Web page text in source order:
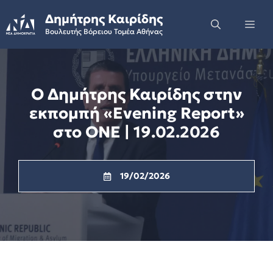
to
content
Δημήτρης Καιρίδης
Βουλευτής Βόρειου Τομέα Αθήνας
Ο Δημήτρης Καιρίδης στην
εκπομπή «Evening Report»
στο ONE | 19.02.2026
19/02/2026